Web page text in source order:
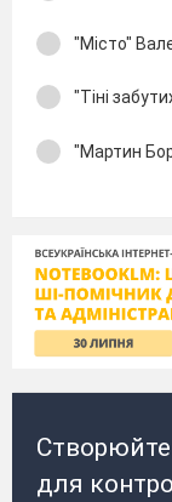
"Місто"
"Тіні
"Мартин
для